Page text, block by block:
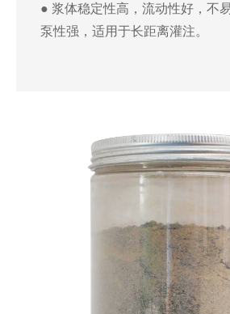
● 浆体稳定性高，流动性好，不
泵性强，适用于长距离灌注。